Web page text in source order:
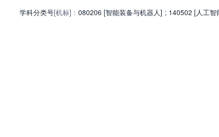
学科分类号[机标]： 080206 [智能装备与机器人] ; 140502 [人工智